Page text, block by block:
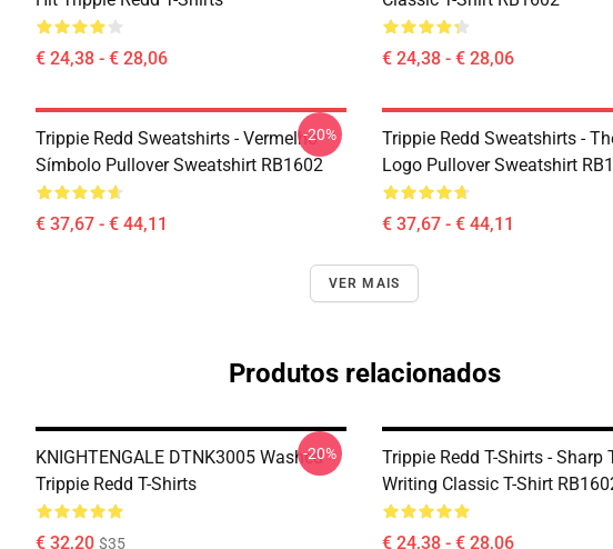
€ 24,38 - € 28,06 € 24,38 - € 28,06
Trippie Redd Sweatshirts - Vermelho
Símbolo Pullover Sweatshirt RB1602
€ 37,67 - € 44,11
-20%
Trippie Redd Sweatshirts -
Logo Pullover Sweatshirt
€ 37,67 - € 44,11
VER MAIS
Produtos relacionados
KNIGHTENGALE DTNK3005 Washed
Trippie Redd T-Shirts
€ 32,20 $35
-20%
Trippie Redd T-Shirts - Sharp
Writing Classic T-Shirt
€ 24,38 - € 28,06